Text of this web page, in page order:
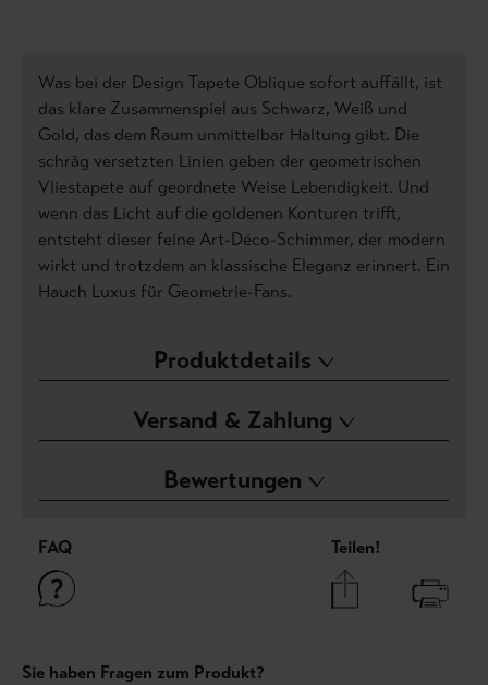
Was bei der Design Tapete Oblique sofort auffällt, ist
das klare Zusammenspiel aus Schwarz, Weiß und
Gold, das dem Raum unmittelbar Haltung gibt. Die
schräg versetzten Linien geben der geometrischen
Vliestapete auf geordnete Weise Lebendigkeit. Und
wenn das Licht auf die goldenen Konturen trifft,
entsteht dieser feine Art-Déco-Schimmer, der modern
wirkt und trotzdem an klassische Eleganz erinnert. Ein
Hauch Luxus für Geometrie-Fans.
Produktdetails
Versand & Zahlung
Bewertungen
FAQ Teilen!
Sie haben Fragen zum Produkt?